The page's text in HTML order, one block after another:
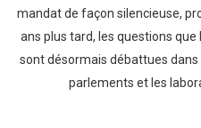
mandat de façon silencieuse,
ans plus tard, les questions
sont désormais débattues dans
parlements et les